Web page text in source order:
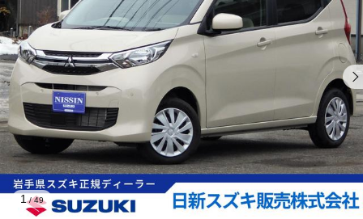
1 /49